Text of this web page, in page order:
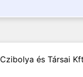
Czibolya és Társai